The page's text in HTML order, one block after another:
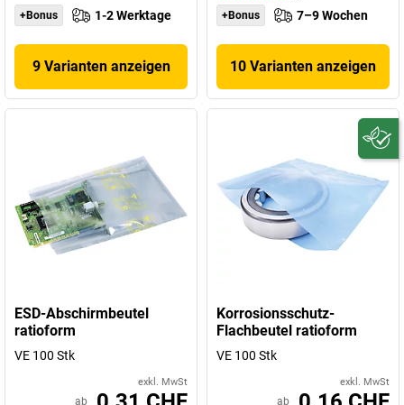
+Bonus
1-2 Werktage
9 Varianten anzeigen
+Bonus 7–9 Wochen
10 Varianten anzeigen
ESD-Abschirmbeutel
ratioform
VE 100 Stk
exkl. MwSt
ab
Korrosionsschutz-
Flachbeutel ratioform
VE 100 Stk
exkl. MwSt
ab